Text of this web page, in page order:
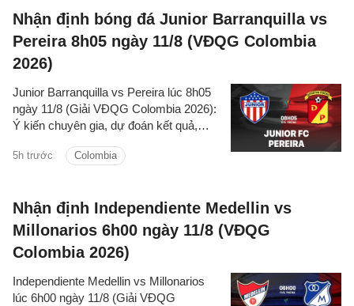
Nhận định bóng đá Junior Barranquilla vs
Pereira 8h05 ngày 11/8 (VĐQG Colombia
2026)
5h trước Colombia
Junior Barranquilla vs Pereira lúc 8h05
ngày 11/8 (Giải VĐQG Colombia 2026):
Ý kiến chuyên gia, dự đoán kết quả,
chi tiết về hai đội.
Nhận định Independiente Medellin vs
Millonarios 6h00 ngày 11/8 (VĐQG
Colombia 2026)
Independiente Medellin vs Millonarios
lúc 6h00 ngày 11/8 (Giải VĐQG